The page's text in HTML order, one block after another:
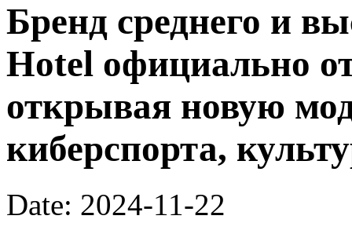
Бренд среднего и
Hotel официально
открывая новую
киберспорта,
Date: 2024-11-22